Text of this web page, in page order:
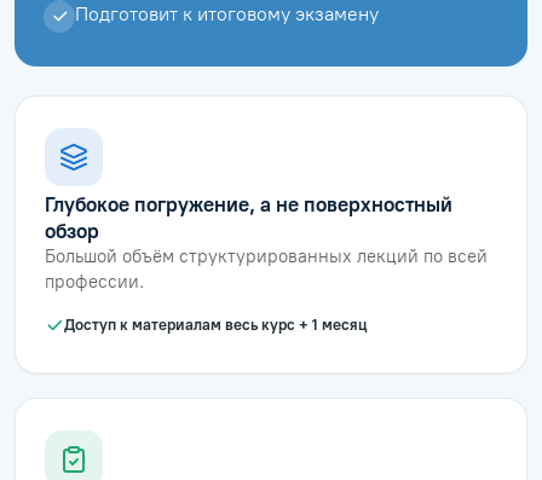
Подготовит к итоговому экзамену
Глубокое погружение, а не поверхностный
обзор
Большой объём структурированных лекций по всей
профессии.
Доступ к материалам весь курс + 1 месяц